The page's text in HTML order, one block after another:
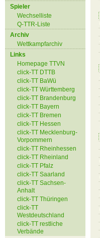
Spieler
Wechselliste
Q-TTR-Liste
Archiv
Wettkampfarchiv
Links
Homepage TTVN
click-TT DTTB
click-TT BaWü
click-TT Württemberg
click-TT Brandenburg
click-TT Bayern
click-TT Bremen
click-TT Hessen
click-TT Mecklenburg-
Vorpommern
click-TT Rheinhessen
click-TT Rheinland
click-TT Pfalz
click-TT Saarland
click-TT Sachsen-
Anhalt
click-TT Thüringen
click-TT
Westdeutschland
click-TT restliche
Verbände